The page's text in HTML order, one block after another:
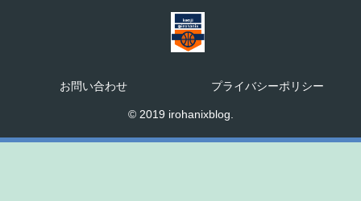
お問い合わせ プライバシーポリシー
© 2019 irohanixblog.